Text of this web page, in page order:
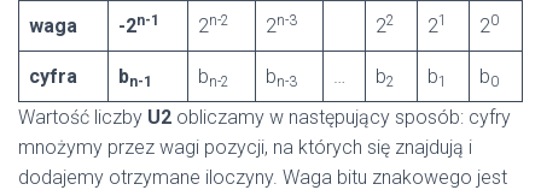
waga -2n-1 2n-2 2n-3 22 21 20
cyfra bn-1 bn-2 bn-3 … b2 b1 b0
Wartość liczby U2 obliczamy w następujący sposób: cyfry
mnożymy przez wagi pozycji, na których się znajdują i
dodajemy otrzymane iloczyny. Waga bitu znakowego jest